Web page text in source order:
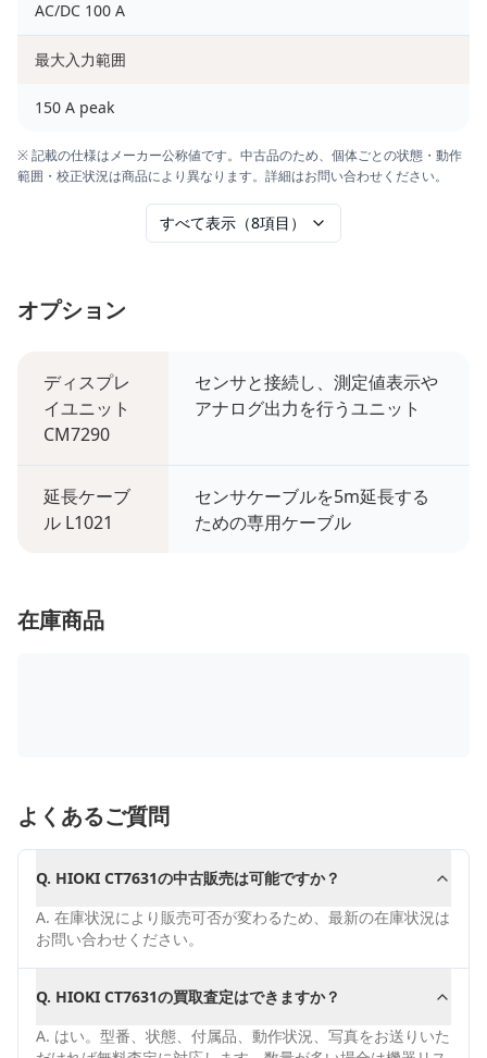
AC/DC 100 A
最大入力範囲
150 A peak
※ 記載の仕様はメーカー公称値です。中古品のため、個体ごとの状態・動作
範囲・校正状況は商品により異なります。詳細はお問い合わせください。
すべて表示（8項目）
オプション
ディスプレ
イユニット
CM7290
センサと接続し、測定値表示や
アナログ出力を行うユニット
延長ケーブ
ル L1021
センサケーブルを5m延長する
ための専用ケーブル
在庫商品
よくあるご質問
Q. HIOKI CT7631の中古販売は可能ですか？
A. 在庫状況により販売可否が変わるため、最新の在庫状況は
お問い合わせください。
Q. HIOKI CT7631の買取査定はできますか？
A. はい。型番、状態、付属品、動作状況、写真をお送りいた